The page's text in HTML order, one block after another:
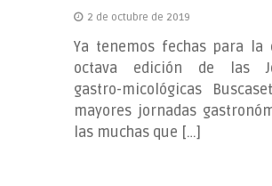
2 de octubre de 2019
Ya tenemos fechas para la
octava edición de las
gastro-micológicas
mayores jornadas
las muchas que […]